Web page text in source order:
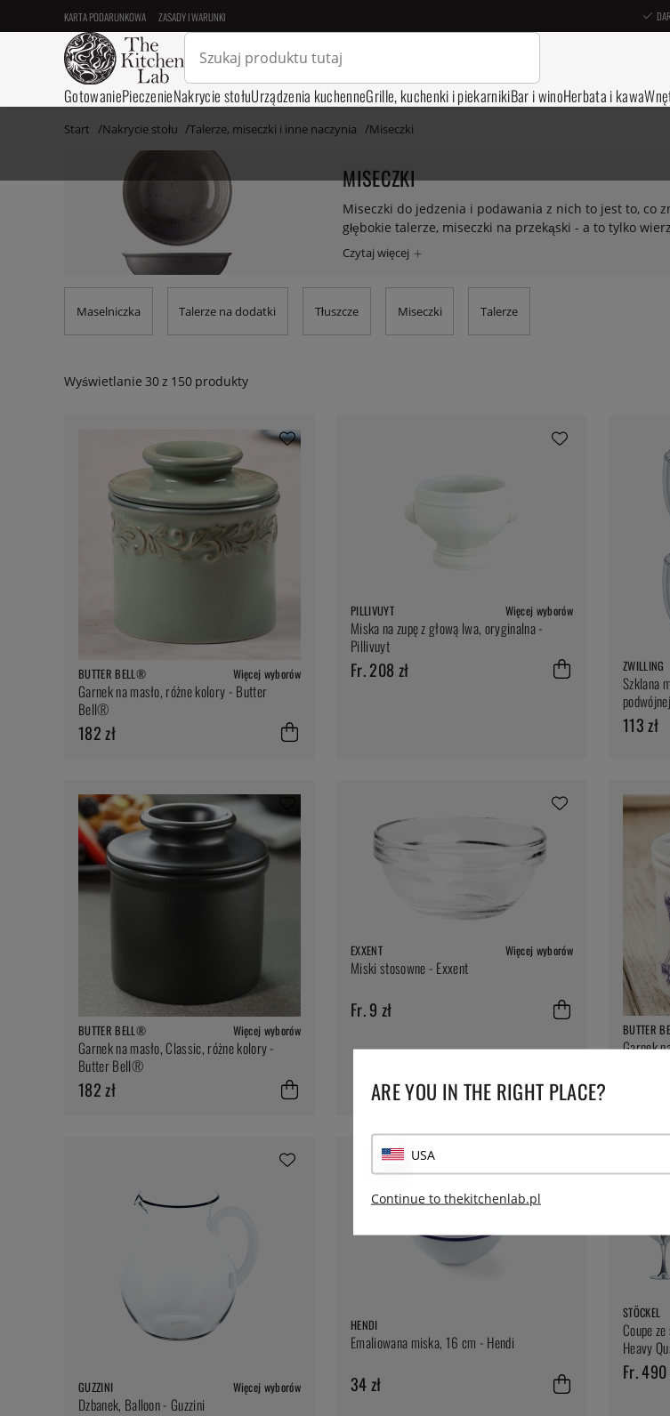
KARTA PODARUNKOWA ZASADY I WARUNKI
GotowaniePieczenieNakrycie stołuUrządzenia kuchenneGrille, kuchenki i piekarnikiBar i winoHerbata i kawa
Start Nakrycie stołu Talerze, miseczki i inne naczynia Miseczki
MISECZKI
Miseczki do jedzenia i podawania z nich to jest to, co
głębokie talerze, miseczki na przekąski - a to tylko
prawie nie może być za dużo.
Maselniczka Talerze na dodatki Tłuszcze Miseczki Talerze
Wyświetlanie 30 z 150 produkty
BUTTER BELL® Więcej wyborów
Garnek na masło, różne kolory - Butter
Bell®
182 zł
PILLIVUYT Więcej wyborów
Miska na zupę z głową lwa, oryginalna -
Pillivuyt
Fr. 208 zł ZWILLING
Szklana
Zwilling
113 zł
BUTTER BELL® Więcej wyborów
Garnek na masło, Classic, różne kolory -
Butter Bell®
182 zł
EXXENT Więcej wyborów
Miski stosowne - Exxent
Fr. 9 zł
BUTTER
Garnek
GUZZINI Więcej wyborów
Dzbanek, Balloon - Guzzini
HENDI
Emaliowana miska, 16 cm - Hendi
34 zł
STÖCKEL
Coupe
Heavy
Fr. 490
ARE YOU IN THE RIGHT PLACE?
USA
Continue to thekitchenlab.pl